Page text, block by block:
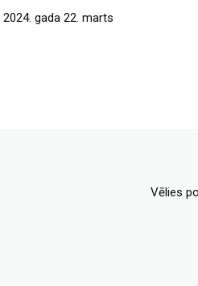
2024. gada 22. marts
Vēlies